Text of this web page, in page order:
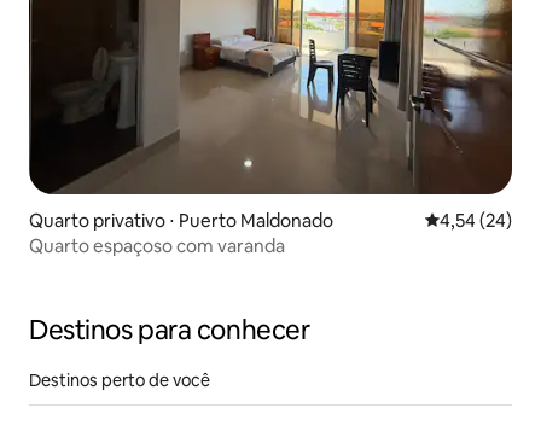
Quarto privativo ⋅ Puerto Maldonado 4,54 de uma
4,54 (24)
Quarto espaçoso com varanda
Destinos para conhecer
Destinos perto de você